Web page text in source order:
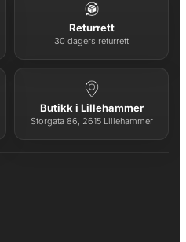
Returrett
30 dagers returrett
Butikk i Lillehammer
Storgata 86, 2615 Lillehammer